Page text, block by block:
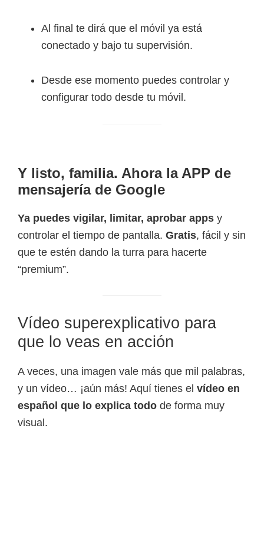
Al final te dirá que el móvil ya está
conectado y bajo tu supervisión.
Desde ese momento puedes controlar y
configurar todo desde tu móvil.
Y listo, familia. Ahora la APP de
mensajería de Google
Ya puedes vigilar, limitar, aprobar apps y
controlar el tiempo de pantalla. Gratis, fácil y sin
que te estén dando la turra para hacerte
“premium”.
Vídeo superexplicativo para
que lo veas en acción
A veces, una imagen vale más que mil palabras,
y un vídeo… ¡aún más! Aquí tienes el vídeo en
español que lo explica todo de forma muy
visual.